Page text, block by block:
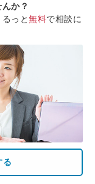
か？
るっと無料で相談に
る